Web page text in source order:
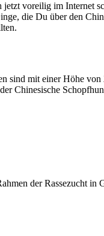
vor­ei­lig im Inter­net
die Du über den
sind mit einer Höhe
Chi­ne­si­sche
der Ras­se­zucht in